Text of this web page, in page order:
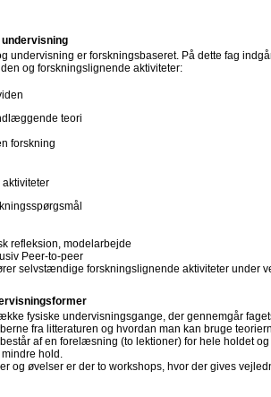
undervisning er forskningsbaseret. På dette fag
og forskningslignende aktiviteter:
teori
forskning
refleksion, modelarbejde
Peer-to-peer
selvstændige forskningslignende aktiviteter under
fysiske undervisningsgange, der gennemgår
fra litteraturen og hvordan man kan bruge
af en forelæsning (to lektioner) for hele holdet
hold.
og øvelser er der to workshops, hvor der gives